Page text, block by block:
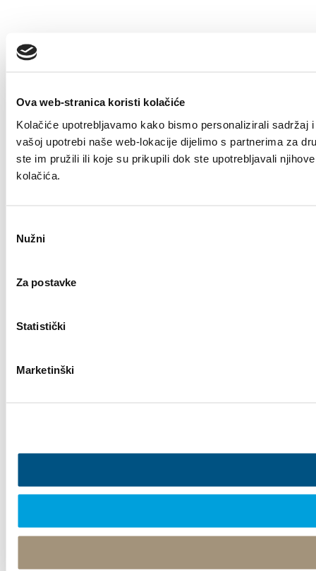
Ova web-stranica koristi kolačiće
Kolačiće upotrebljavamo kako bismo personalizirali
vašoj upotrebi naše web-lokacije dijelimo s partnerima za
ste im pružili ili koje su prikupili dok ste upotrebljavali
kolačića.
pristanka
Nužni
Za postavke
Statistički
Marketinški